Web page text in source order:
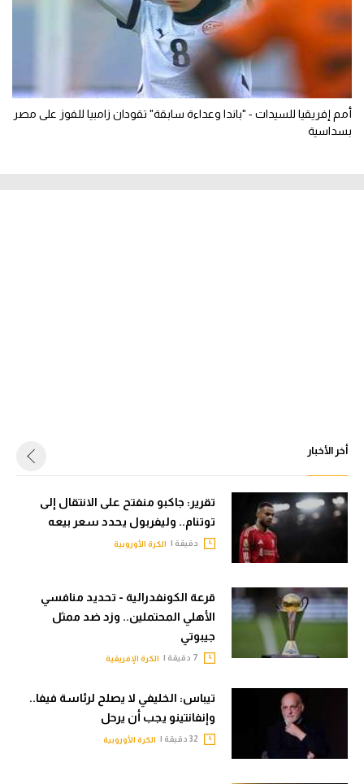
أمم إفريقيا للسيدات - "باندا وعداءة سابقة" تقودان زامبيا للفوز على مصر
بسداسية
أخر الأخبار
تقرير: جاكبو منفتح على الانتقال إلى
توتنام.. وليفربول يحدد سعر بيعه
دقيقة | الكرة الأوروبية
قرعة الكونفدرالية - تحديد منافسي
الأهلي المحتملين.. وزد ضد ممثل
جيبوتي
الكرة الإفريقية
تيباس: الخليفي لا يصلح لرئاسة فيفا..
وإنفانتينو يجب أن يرحل
الكرة الأوروبية